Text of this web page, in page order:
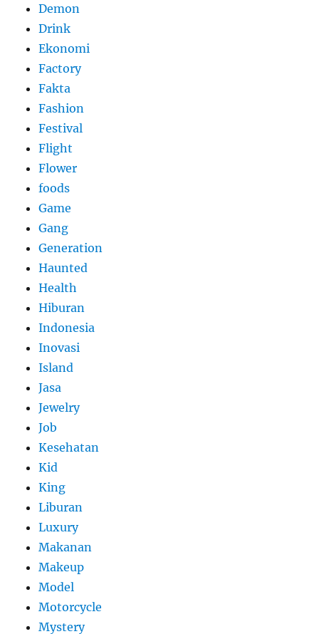
Demon
Drink
Ekonomi
Factory
Fakta
Fashion
Festival
Flight
Flower
foods
Game
Gang
Generation
Haunted
Health
Hiburan
Indonesia
Inovasi
Island
Jasa
Jewelry
Job
Kesehatan
Kid
King
Liburan
Luxury
Makanan
Makeup
Model
Motorcycle
Mystery